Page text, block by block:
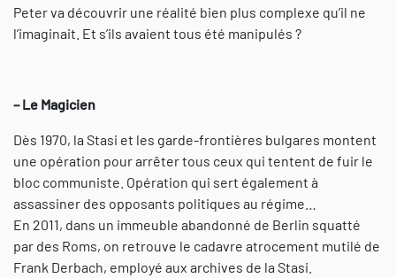
Peter va découvrir une réalité bien plus complexe qu’il ne
l’imaginait. Et s’ils avaient tous été manipulés ?
– Le Magicien
Dès 1970, la Stasi et les garde-frontières bulgares montent
une opération pour arrêter tous ceux qui tentent de fuir le
bloc communiste. Opération qui sert également à
assassiner des opposants politiques au régime…
En 2011, dans un immeuble abandonné de Berlin squatté
par des Roms, on retrouve le cadavre atrocement mutilé de
Frank Derbach, employé aux archives de la Stasi.